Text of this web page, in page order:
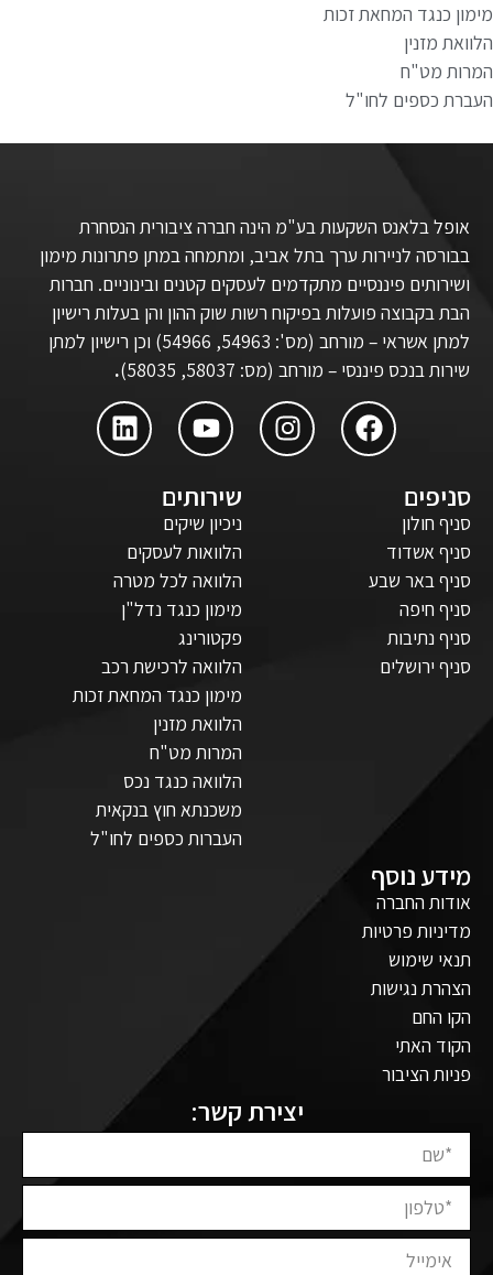
מימון כנגד המחאת זכות
הלוואת מזנין
המרות מט"ח
העברת כספים לחו"ל
אופל בלאנס השקעות בע"מ הינה חברה ציבורית הנסחרת
בבורסה לניירות ערך בתל אביב, ומתמחה במתן פתרונות מימון
ושירותים פיננסיים מתקדמים לעסקים קטנים ובינוניים. חברות
הבת בקבוצה פועלות בפיקוח רשות שוק ההון והן בעלות רישיון
למתן אשראי – מורחב (מס': 54963, 54966) וכן רישיון למתן
שירות בנכס פיננסי – מורחב (מס: 58037, 58035)
.
סניפים
סניף חולון
סניף אשדוד
סניף באר שבע
סניף חיפה
סניף נתיבות
סניף ירושלים
שירותים
ניכיון שיקים
הלוואות לעסקים
הלוואה לכל מטרה
מימון כנגד נדל"ן
פקטורינג
הלוואה לרכישת רכב
מימון כנגד המחאת זכות
הלוואת מזנין
המרות מט"ח
הלוואה כנגד נכס
משכנתא חוץ בנקאית
העברות כספים לחו"ל
מידע נוסף
אודות החברה
מדיניות פרטיות
תנאי שימוש
הצהרת נגישות
הקו החם
הקוד האתי
פניות הציבור
יצירת קשר: